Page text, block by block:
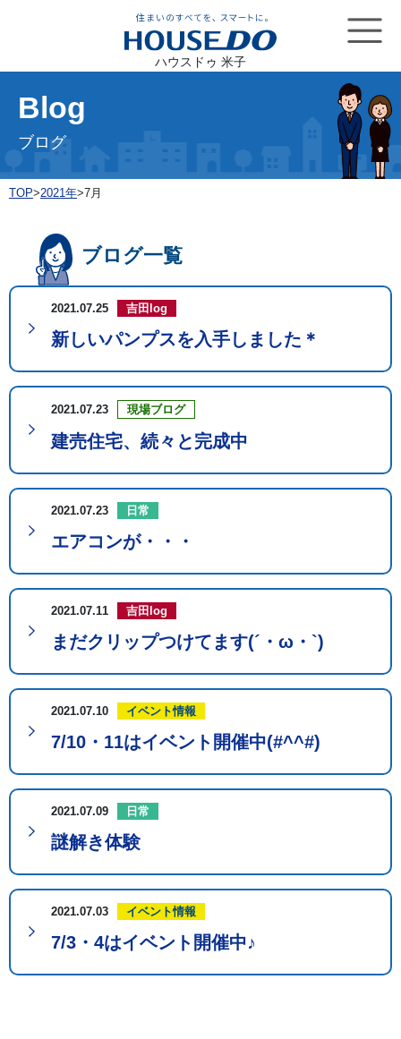
ハウスドゥ 米子
Blog
ブログ
TOP>2021年>7月
ブログ一覧
2021.07.25 吉田log
新しいパンプスを入手しました＊
2021.07.23 現場ブログ
建売住宅、続々と完成中
2021.07.23 日常
エアコンが・・・
2021.07.11 吉田log
まだクリップつけてます(´・ω・`)
2021.07.10 イベント情報
7/10・11はイベント開催中(#^^#)
2021.07.09 日常
謎解き体験
2021.07.03 イベント情報
7/3・4はイベント開催中♪